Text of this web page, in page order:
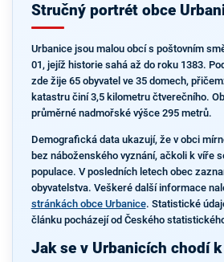
Stručný portrét obce
Urbanice jsou malou obcí s poštovním
01, jejíž historie sahá až do roku 1383.
zde žije 65 obyvatel ve 35 domech,
katastru činí 3,5 kilometru čtverečního.
průměrné nadmořské výšce 295 metrů.
Demografická data ukazují, že v obci
bez náboženského vyznání, ačkoli k víře
populace. V posledních letech obec
obyvatelstva. Veškeré další informace
stránkách obce Urbanice. Statistické
článku pocházejí od Českého
Jak se v Urbanicích chodí